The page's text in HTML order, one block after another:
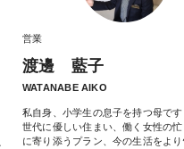
営業
渡邊 藍子
WATANABE AIKO
私自身、小学生の息子を持つ母で
世代に優しい住まい、働く女性の
に寄り添うプラン、今の生活をよ